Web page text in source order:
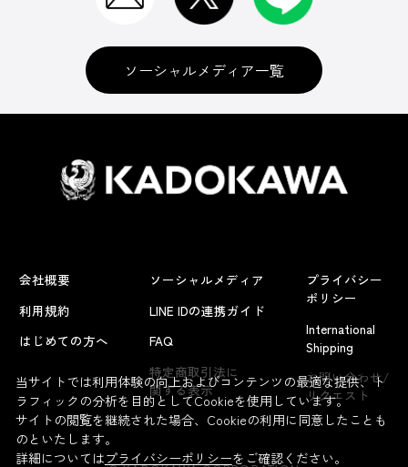
よくあるお問い合わせ
ソーシャルメディア一覧
会社概要
利用規約
はじめての方へ
ソーシャルメディア
LINE IDの連携ガイド
FAQ
特定商取引法に
関する表示
プライバシー
ポリシー
International
Shipping
お問い合わせ/
リクエスト
当サイトでは利用体験の向上およびコンテンツの最適な提供、ト
ラフィックの分析を目的としてCookieを使用しています。
サイトの閲覧を継続された場合、Cookieの利用に同意したことも
のといたします。
詳細についてはプライバシーポリシーをご確認ください。